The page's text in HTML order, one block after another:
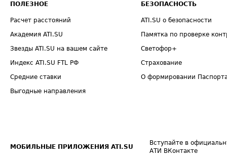
ПОЛЕЗНОЕ
Расчет расстояний
Академия ATI.SU
Звезды ATI.SU на вашем сайте
Индекс ATI.SU FTL РФ
Средние ставки
Выгодные направления
БЕЗОПАСНОСТЬ
ATI.SU о безопасности
Памятка по проверке
Светофор+
Страхование
О формировании
МОБИЛЬНЫЕ ПРИЛОЖЕНИЯ ATI.SU
Вступайте в
АТИ ВКонтакте